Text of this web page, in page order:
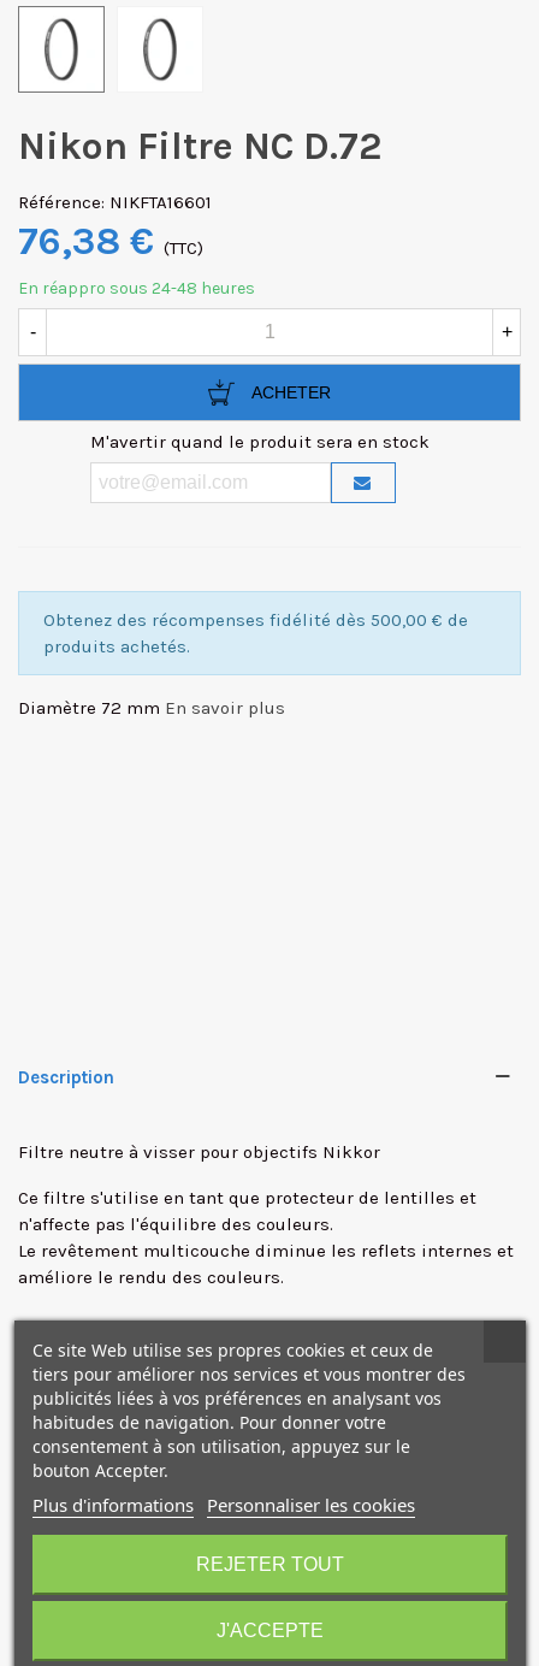
Nikon Filtre NC D.72
Référence: NIKFTA16601
76,38 € (TTC)
En réappro sous 24-48 heures
- +
ACHETER
M'avertir quand le produit sera en stock
Obtenez des récompenses fidélité dès 500,00 € de
produits achetés.
Diamètre 72 mm En savoir plus
Description
Filtre neutre à visser pour objectifs Nikkor
Ce filtre s'utilise en tant que protecteur de lentilles et
n'affecte pas l'équilibre des couleurs.
Le revêtement multicouche diminue les reflets internes et
améliore le rendu des couleurs.
Caractéristiques
• Diamètre : 72 mm
• Poids : 72g emballé
NOS PRODUITS
COMPLÉMENTAIRES
Ce site Web utilise ses propres cookies et ceux de
tiers pour améliorer nos services et vous montrer des
publicités liées à vos préférences en analysant vos
habitudes de navigation. Pour donner votre
consentement à son utilisation, appuyez sur le
bouton Accepter.
Plus d'informations Personnaliser les cookies
REJETER TOUT
J'ACCEPTE
10€ OFFERTS sur votre
premier achat !